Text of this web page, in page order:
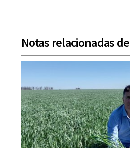
Notas relacionadas de